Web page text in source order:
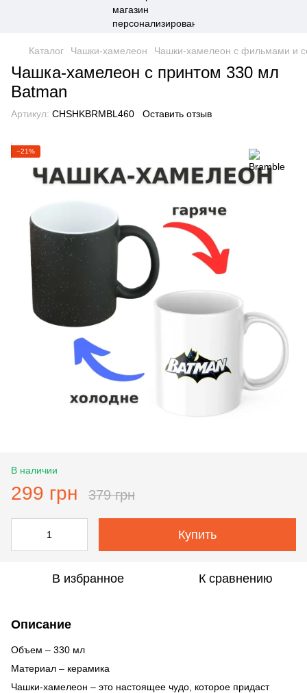
Каталог Чашки-хамелеон Чашки-хамелеон с фильмами и
Чашка-хамелеон с принтом 330 мл
Batman
Артикул: CHSHKBRMBL460 Оставить отзыв
−21%
В наличии
299 грн 379 грн
Купить
В избранное К сравнению
Описание
Объем – 330 мл
Материал – керамика
Чашки-хамелеон – это настоящее чудо, которое придаст